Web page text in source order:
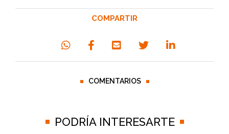
COMPARTIR
COMENTARIOS
PODRÍA INTERESARTE